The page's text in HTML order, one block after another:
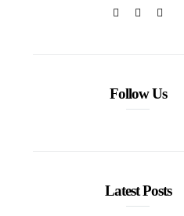
Follow Us
Latest Posts